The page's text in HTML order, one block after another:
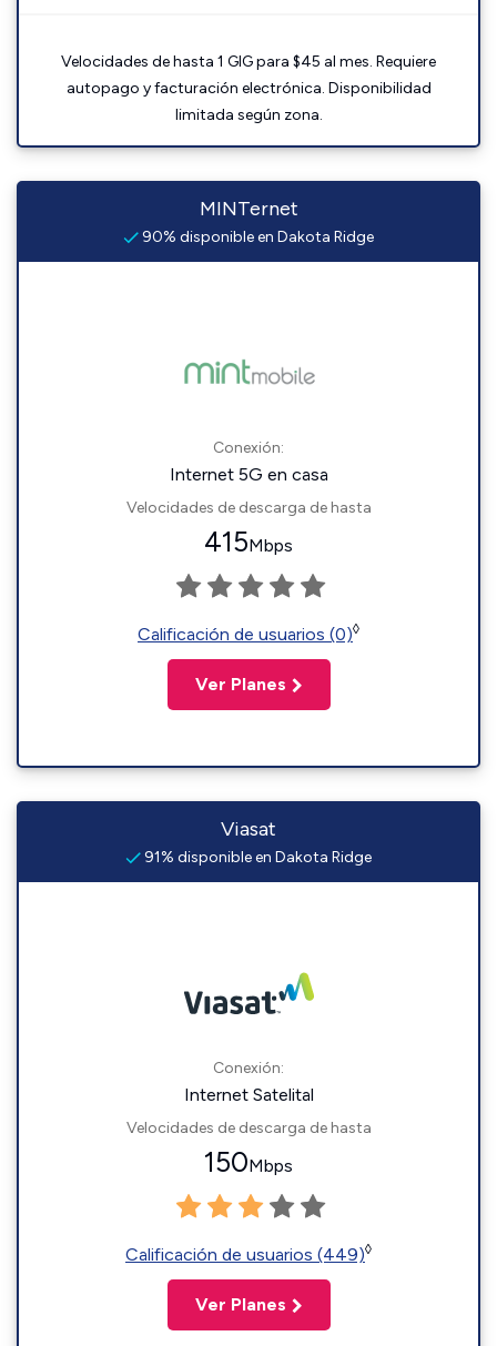
Velocidades de hasta 1 GIG para $45 al mes. Requiere
autopago y facturación electrónica. Disponibilidad
limitada según zona.
MINTernet
90% disponible en Dakota Ridge
Conexión:
Internet 5G en casa
Velocidades de descarga de hasta
415Mbps
Calificación de usuarios (0)◊
Ver Planes
Viasat
91% disponible en Dakota Ridge
Conexión:
Internet Satelital
Velocidades de descarga de hasta
150Mbps
Calificación de usuarios (449)◊
Ver Planes